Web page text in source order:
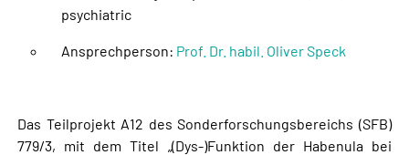
psychiatric
Ansprechperson: Prof. Dr. habil. Oliver Speck
Das Teilprojekt A12 des Sonderforschungsbereichs (SFB)
779/3, mit dem Titel „(Dys-)Funktion der Habenula bei